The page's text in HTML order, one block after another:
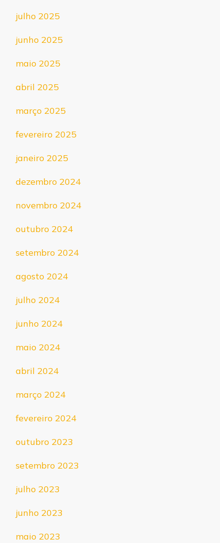
julho 2025
junho 2025
maio 2025
abril 2025
março 2025
fevereiro 2025
janeiro 2025
dezembro 2024
novembro 2024
outubro 2024
setembro 2024
agosto 2024
julho 2024
junho 2024
maio 2024
abril 2024
março 2024
fevereiro 2024
outubro 2023
setembro 2023
julho 2023
junho 2023
maio 2023